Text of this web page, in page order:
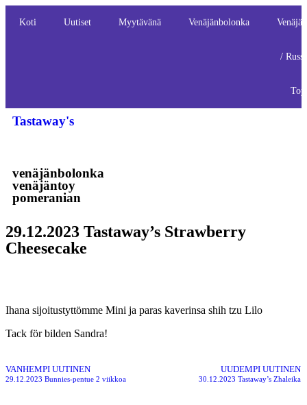
Koti Uutiset Myytävänä Venäjänbolonka
/
Toy
Tastaway's
venäjänbolonka
venäjäntoy
pomeranian
29.12.2023 Tastaway’s Strawberry
Cheesecake
Ihana sijoitustyttömme Mini ja paras kaverinsa shih tzu Lilo
Tack för bilden Sandra!
VANHEMPI UUTINEN
29.12.2023 Bunnies-pentue 2 viikkoa
UUDEMPI UUTINEN
30.12.2023 Tastaway’s Zhaleika